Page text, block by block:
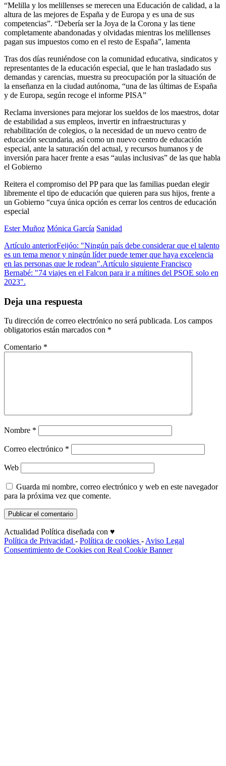
“Melilla y los melillenses se merecen una Educación de calidad, a la
altura de las mejores de España y de Europa y es una de sus
competencias”. “Debería ser la Joya de la Corona y las tiene
completamente abandonadas y olvidadas mientras los melillenses
pagan sus impuestos como en el resto de España”, lamenta
Tras dos días reuniéndose con la comunidad educativa, sindicatos y
representantes de la educación especial, que le han trasladado sus
demandas y carencias, muestra su preocupación por la situación de
la enseñanza en la ciudad autónoma, “una de las últimas de España
y de Europa, según recoge el informe PISA”
Reclama inversiones para mejorar los sueldos de los maestros, dotar
de estabilidad a sus empleos, invertir en infraestructuras y
rehabilitación de colegios, o la necesidad de un nuevo centro de
educación secundaria, así como un nuevo centro de educación
especial, ante la saturación del actual, y recursos humanos y de
inversión para hacer frente a esas “aulas inclusivas” de las que habla
el Gobierno
Reitera el compromiso del PP para que las familias puedan elegir
libremente el tipo de educación que quieren para sus hijos, frente a
un Gobierno “cuya única opción es cerrar los centros de educación
especial
Ester Muñoz Mónica García Sanidad
Artículo anteriorFeijóo: "Ningún país debe considerar que el talento
es un tema menor y ningún líder puede temer que haya excelencia
en las personas que le rodean".Artículo siguiente Francisco
Bernabé: "74 viajes en el Falcon para ir a mítines del PSOE solo en
2023".
Deja una respuesta
Tu dirección de correo electrónico no será publicada. Los campos
obligatorios están marcados con *
Comentario *
Nombre *
Correo electrónico *
Web
Guarda mi nombre, correo electrónico y web en este navegador
para la próxima vez que comente.
Actualidad Política diseñada con ♥
Política de Privacidad - Política de cookies - Aviso Legal
Consentimiento de Cookies con Real Cookie Banner